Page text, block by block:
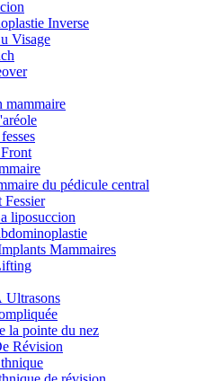
Inverse
Visage
mammaire
du pédicule central
Fessier
liposuccion
Mammaires
Ultrasons
la pointe du nez
Révision